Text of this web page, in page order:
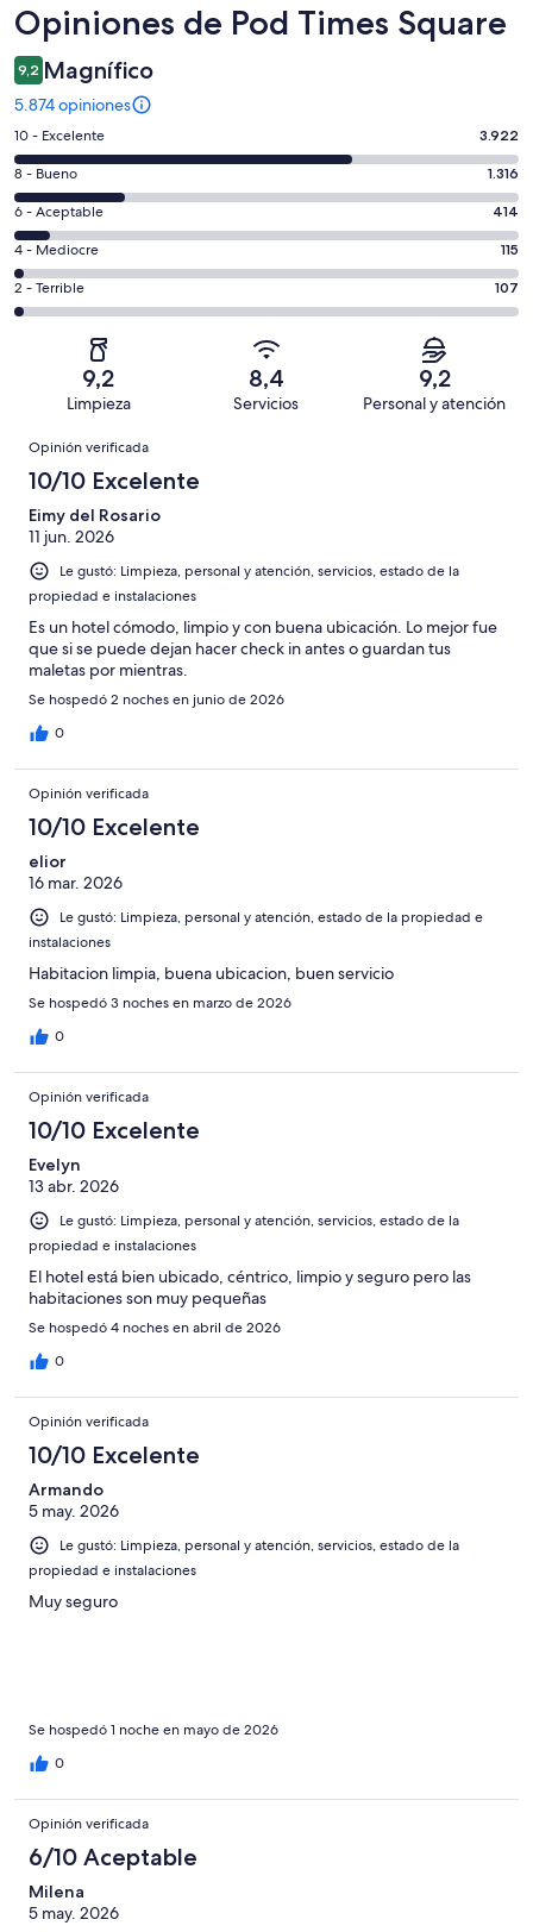
Opiniones
Opiniones de Pod Times Square
9,2 Magnífico
5.874 opiniones
Evaluación:
10
-
Excelente.
3922
de
5874
opiniones
10 - Excelente 3.922
Evaluación:
8
-
Bueno.
1316
de
opiniones
8 - Bueno 1.316
Evaluación:
6
-
Aceptable.
414
opiniones
6 - Aceptable 414
Evaluación:
4
-
4 - Mediocre 115
Evaluación:
2
5874
2 - Terrible 107
9,2
Limpieza
8,4
Servicios
9,2
Personal y atención
Opiniones
Opinión verificada
10/10 Excelente
Eimy del Rosario
11 jun. 2026
Le gustó: Limpieza, personal y atención, servicios, estado de la
propiedad e instalaciones
Es un hotel cómodo, limpio y con buena ubicación. Lo mejor fue
que si se puede dejan hacer check in antes o guardan tus
maletas por mientras.
Se hospedó 2 noches en junio de 2026
0
Opinión verificada
10/10 Excelente
elior
16 mar. 2026
Le gustó: Limpieza, personal y atención, estado de la propiedad e
instalaciones
Habitacion limpia, buena ubicacion, buen servicio
Se hospedó 3 noches en marzo de 2026
0
Opinión verificada
10/10 Excelente
Evelyn
13 abr. 2026
Le gustó: Limpieza, personal y atención, servicios, estado de la
propiedad e instalaciones
El hotel está bien ubicado, céntrico, limpio y seguro pero las
habitaciones son muy pequeñas
Se hospedó 4 noches en abril de 2026
0
Opinión verificada
10/10 Excelente
Armando
5 may. 2026
Le gustó: Limpieza, personal y atención, servicios, estado de la
propiedad e instalaciones
Muy seguro
Se hospedó 1 noche en mayo de 2026
0
Opinión verificada
6/10 Aceptable
Milena
5 may. 2026